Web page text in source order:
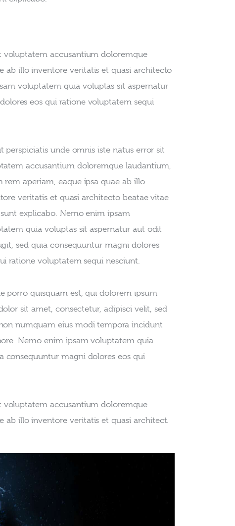
voluptatem accusantium doloremque
ab illo inventore veritatis et quasi architecto
voluptatem quia voluptas sit aspernatur
eos qui ratione voluptatem sequi
perspiciatis unde omnis iste natus error sit
accusantium doloremque laudantium,
rem aperiam, eaque ipsa quae ab illo
veritatis et quasi architecto beatae vitae
explicabo. Nemo enim ipsam
quia voluptas sit aspernatur aut odit
sed quia consequuntur magni dolores
ratione voluptatem sequi nesciunt.
porro quisquam est, qui dolorem ipsum
sit amet, consectetur, adipisci velit, sed
numquam eius modi tempora incidunt
Nemo enim ipsam voluptatem quia
consequuntur magni dolores eos qui
voluptatem accusantium doloremque
ab illo inventore veritatis et quasi architect.